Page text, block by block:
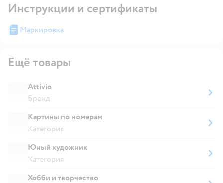
Инструкции и сертификаты
Маркировка
Ещё товары
Attivio
Бренд
Картины по номерам
Категория
Юный художник
Категория
Хобби и творчество